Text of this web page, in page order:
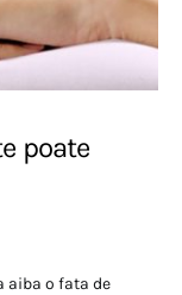
poate
aiba o fata de